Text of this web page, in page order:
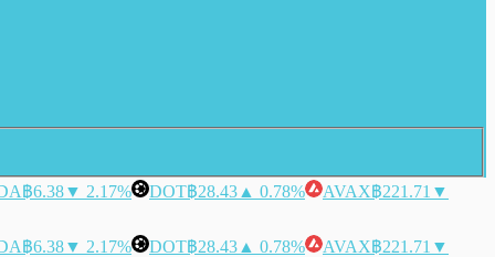
฿6.38▼ 2.17% DOT฿28.43 ▲ 0.78% AVAX฿221.71 ▼
฿6.38▼ 2.17% DOT฿28.43 ▲ 0.78% AVAX฿221.71 ▼